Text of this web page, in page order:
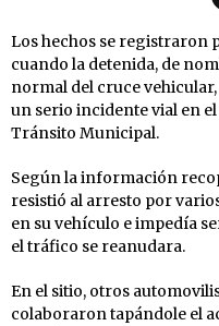
Los hechos se registraron
cuando la detenida, de
normal del cruce
un serio incidente vial en
Tránsito Municipal.
Según la información
resistió al arresto por
en su vehículo e impedía
el tráfico se reanudara.
En el sitio, otros
colaboraron tapándole el